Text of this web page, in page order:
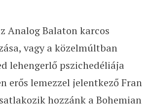
Analog Balaton karcos
vagy a közelmúltban
lehengerlő pszichedéliája
erős lemezzel jelentkező Fran
hozzánk a Bohemian